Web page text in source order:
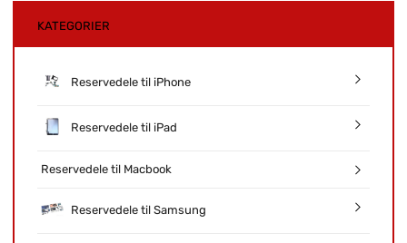
KATEGORIER
Reservedele til iPhone
Reservedele til iPad
Reservedele til Macbook
Reservedele til Samsung